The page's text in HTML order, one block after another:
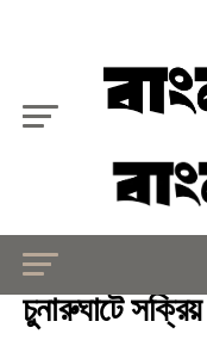
দূর্নীতি
চুনারুঘাটে